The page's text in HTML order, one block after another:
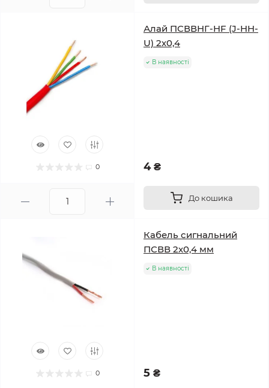
0
Алай ПСВВНГ-HF (J-HH-
U) 2х0,4
В наявності
4 ₴
До кошика
0
Кабель сигнальний
ПСВВ 2х0,4 мм
В наявності
5 ₴